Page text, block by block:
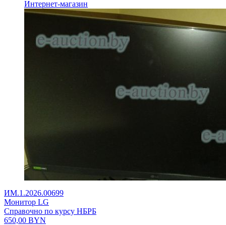
Интернет-магазин
ИМ.1.2026.00699
Монитор LG
Справочно по курсу НБРБ
650,00 BYN